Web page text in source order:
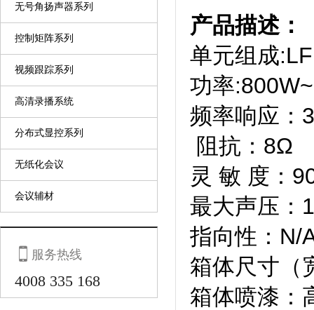
无号角扬声器系列
控制矩阵系列
视频跟踪系列
高清录播系统
分布式显控系列
无纸化会议
会议辅材
 服务热线
4008 335 168
产品描述：
单元组
功率
频率
阻
灵 敏 度
最大声
指向
箱体尺寸
箱体喷漆